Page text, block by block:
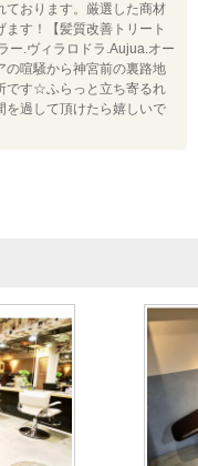
ております。厳選した商材
す！【髪質改善トリート
ー.ヴィラロドラ.Aujua.オー
の喧騒から神宮前の裏路地
です☆ふらっと立ち寄るれ
を過して頂けたら嬉しいで